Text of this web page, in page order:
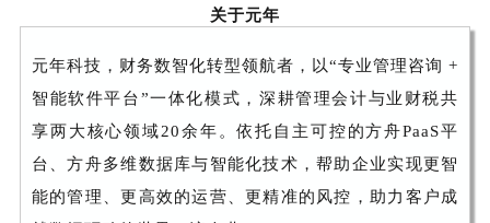
关于元年
元年科技，财务数智化转型领航者，以“专业管理咨询 +
智能软件平台”一体化模式，深耕管理会计与业财税共
享两大核心领域20余年。依托自主可控的方舟PaaS平
台、方舟多维数据库与智能化技术，帮助企业实现更智
能的管理、更高效的运营、更精准的风控，助力客户成